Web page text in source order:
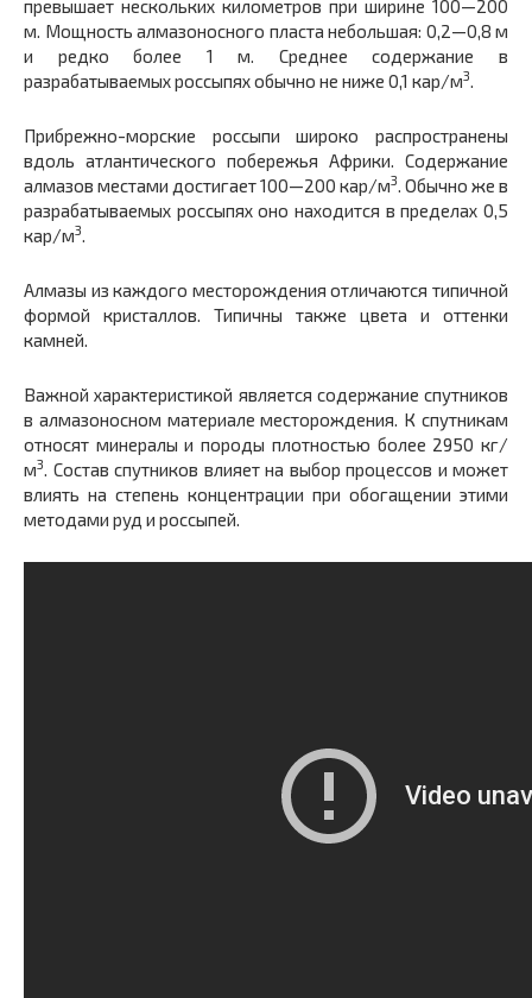
превышает нескольких километров при ширине 100—200
м. Мощность алмазоносного пласта небольшая: 0,2—0,8 м
и редко более 1 м. Среднее содержание в
разрабатываемых россыпях обычно не ниже 0,1 кар/м3.
Прибрежно-морские россыпи широко распространены
вдоль атлантического побережья Африки. Содержание
алмазов местами достигает 100—200 кар/м3. Обычно же в
разрабатываемых россыпях оно находится в пределах 0,5
кар/м3.
Алмазы из каждого месторождения отличаются типичной
формой кристаллов. Типичны также цвета и оттенки
камней.
Важной характеристикой является содержание спутников
в алмазоносном материале месторождения. К спутникам
относят минералы и породы плотностью более 2950 кг/
м3. Состав спутников влияет на выбор процессов и может
влиять на степень концентрации при обогащении этими
методами руд и россыпей.